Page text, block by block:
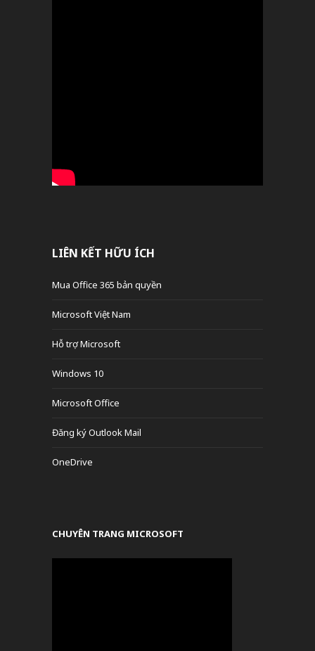
LIÊN KẾT HỮU ÍCH
Mua Office 365 bản quyền
Microsoft Việt Nam
Hỗ trợ Microsoft
Windows 10
Microsoft Office
Đăng ký Outlook Mail
OneDrive
CHUYÊN TRANG MICROSOFT